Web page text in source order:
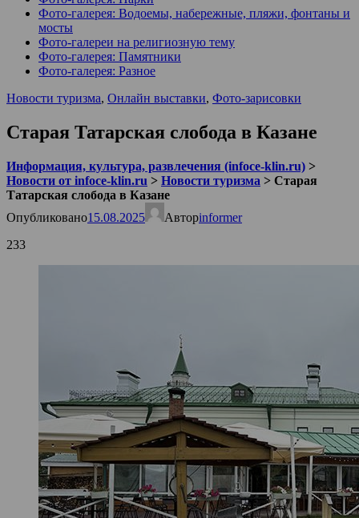
Фото-галерея: Водоемы, набережные, пляжи, фонтаны и
мосты
Фото-галереи на религиозную тему
Фото-галерея: Памятники
Фото-галерея: Разное
Новости туризма, Онлайн выставки, Фото-зарисовки
Старая Татарская слобода в Казане
Информация, культура, развлечения (infoce-klin.ru) >
Новости от infoce-klin.ru > Новости туризма > Старая
Татарская слобода в Казане
Опубликовано15.08.2025 Авторinformer
233